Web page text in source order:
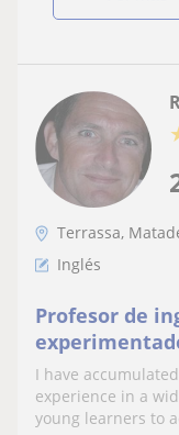
Terrassa,
Inglés
Profesor de
I have
experience in a
young learners to